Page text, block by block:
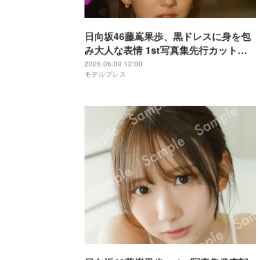
日向坂46藤嶌果歩、黒ドレスに身を包
み大人な表情 1st写真集先行カット第6
弾解禁
2026.06.09 12:00
モデルプレス